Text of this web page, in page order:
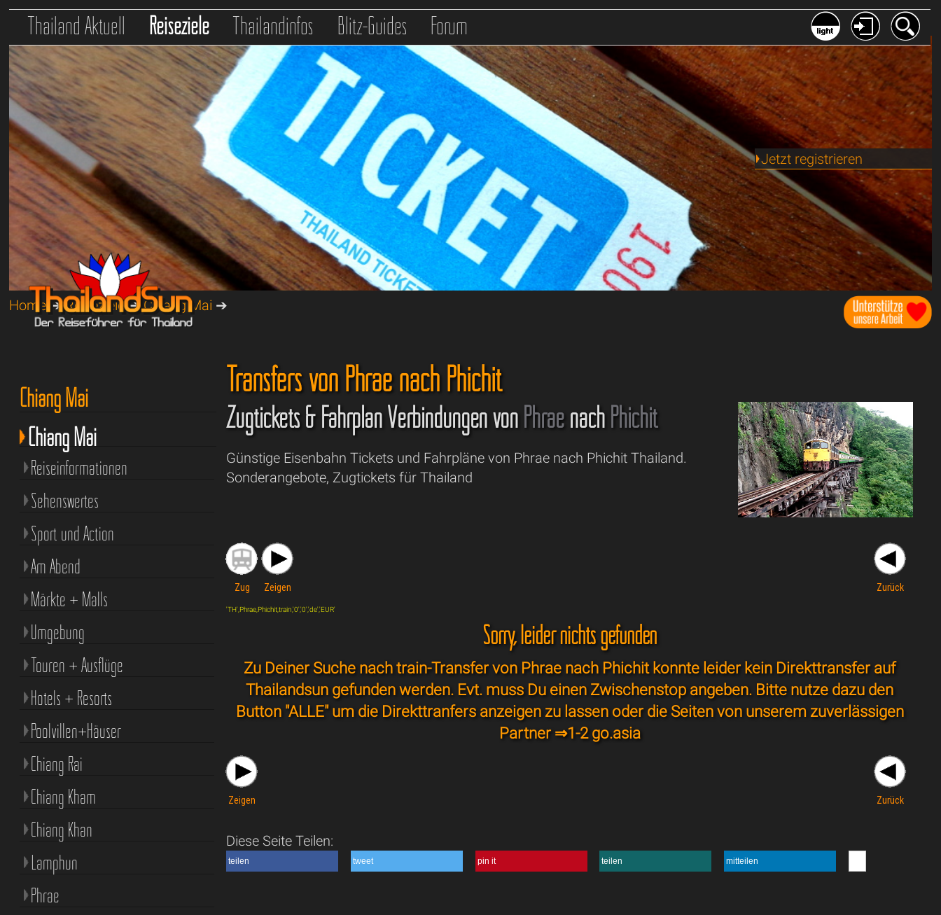
Thailand Aktuell Reiseziele Thailandinfos Blitz-Guides Forum
Jetzt registrieren
Home➔Reiseziele➔Chiang Mai ➔
Transfers von Phrae nach Phichit
Zugtickets & Fahrplan Verbindungen von Phraenach Phichit
Günstige Eisenbahn Tickets und Fahrpläne von Phrae nach Phichit Thailand.
Sonderangebote, Zugtickets für Thailand
Zug Zeigen Zurück
'TH',Phrae,Phichit,train,'0','0','de','EUR'
Sorry, leider nichts gefunden
Zu Deiner Suche nach train-Transfer von Phrae nach Phichit konnte leider kein Direkttransfer auf
Thailandsun gefunden werden. Evt. muss Du einen Zwischenstop angeben. Bitte nutze dazu den
Button "ALLE" um die Direkttranfers anzeigen zu lassen oder die Seiten von unserem zuverlässigen
Partner ⇒1-2 go.asia
Zeigen Zurück
Diese Seite Teilen:
teilen tweet pin it teilen mitteilen
Chiang Mai
Chiang Mai
Reiseinformationen
Sehenswertes
Sport und Action
Am Abend
Märkte + Malls
Umgebung
Touren + Ausflüge
Hotels + Resorts
Poolvillen+Häuser
Chiang Rai
Chiang Kham
Chiang Khan
Lamphun
Phrae